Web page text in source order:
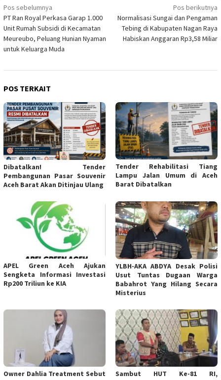
Navigasi
pos
Pos sebelumnya
PT Ran Royal Perkasa Garap 1.000
Unit Rumah Subsidi di Kecamatan
Meureubo, Peluang Hunian Nyaman
untuk Keluarga Muda
Pos berikutnya
Normalisasi Sungai dan Pengaman
Tebing di Kabupaten Nagan Raya
Habiskan Anggaran Rp3,58 Miliar
POS TERKAIT
Dibatalkan! Tender
Pembangunan Pasar Souvenir
Aceh Barat Akan Ditinjau Ulang
Tender Rehabilitasi Tiang
Lampu Jalan Umum di Aceh
Barat Dibatalkan
APEL Green Aceh Ajukan
Sengketa Informasi Investasi
Rp200 Triliun ke KIA
YLBH-AKA ABDYA Desak Polisi
Usut Tuntas Dugaan Warga
Babahrot Yang Hilang Secara
Misterius
Owner Dahlia Treatment Sebut
Sambut HUT Ke-81 RI,